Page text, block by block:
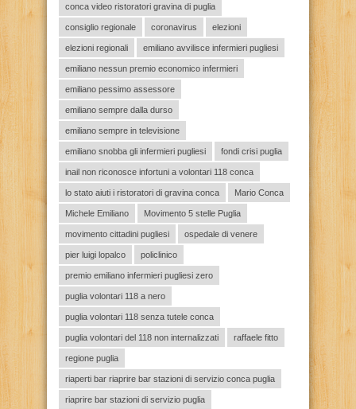
conca video ristoratori gravina di puglia
consiglio regionale coronavirus elezioni
elezioni regionali emiliano avvilisce infermieri pugliesi
emiliano nessun premio economico infermieri
emiliano pessimo assessore
emiliano sempre dalla durso
emiliano sempre in televisione
emiliano snobba gli infermieri pugliesi fondi crisi puglia
inail non riconosce infortuni a volontari 118 conca
lo stato aiuti i ristoratori di gravina conca Mario Conca
Michele Emiliano Movimento 5 stelle Puglia
movimento cittadini pugliesi ospedale di venere
pier luigi lopalco policlinico
premio emiliano infermieri pugliesi zero
puglia volontari 118 a nero
puglia volontari 118 senza tutele conca
puglia volontari del 118 non internalizzati raffaele fitto
regione puglia
riaperti bar riaprire bar stazioni di servizio conca puglia
riaprire bar stazioni di servizio puglia